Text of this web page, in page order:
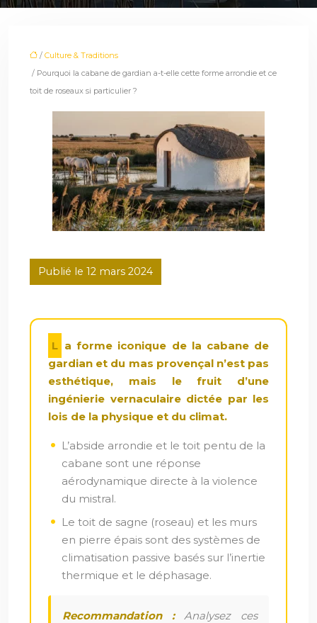
/ Culture & Traditions
/ Pourquoi la cabane de gardian a-t-elle cette forme arrondie et ce
toit de roseaux si particulier ?
Publié le 12 mars 2024
La forme iconique de la cabane de
gardian et du mas provençal n’est pas
esthétique, mais le fruit d’une
ingénierie vernaculaire dictée par les
lois de la physique et du climat.
L’abside arrondie et le toit pentu de la
cabane sont une réponse
aérodynamique directe à la violence
du mistral.
Le toit de sagne (roseau) et les murs
en pierre épais sont des systèmes de
climatisation passive basés sur l’inertie
thermique et le déphasage.
Recommandation :Analysez ces